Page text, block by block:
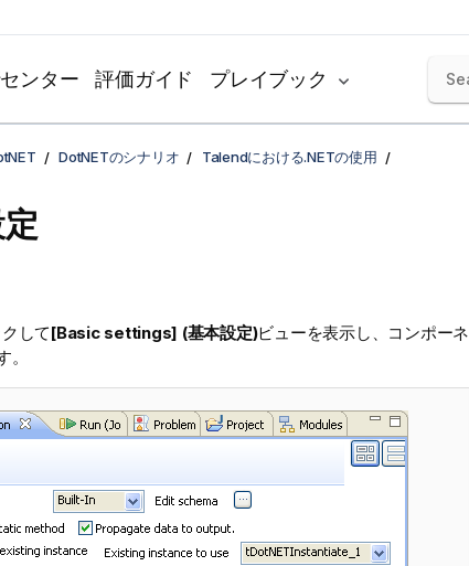
ンター 評価ガイド プレイブック
DotNETのシナリオ Talendにおける.NETの使用
して[Basic settings] (基本設定)ビューを表示し、コンポーネ